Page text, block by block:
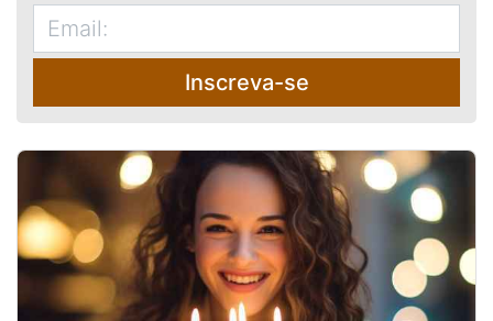
Inscreva-se